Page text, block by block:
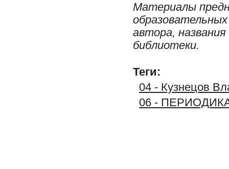
Материалы
автора,
библиотеки.
Теги:
04 - Кузнецов
06 -